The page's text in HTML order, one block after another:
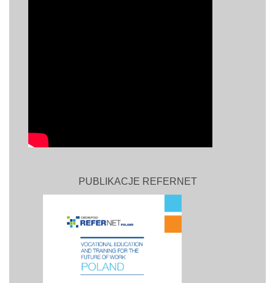
PUBLIKACJE REFERNET